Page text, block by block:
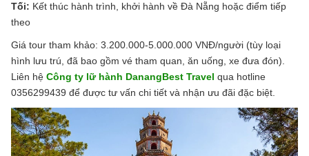
Tối: Kết thúc hành trình, khởi hành về Đà Nẵng hoặc điểm tiếp
theo
Giá tour tham khảo: 3.200.000-5.000.000 VNĐ/người (tùy loại
hình lưu trú, đã bao gồm vé tham quan, ăn uống, xe đưa đón).
Liên hệCông ty lữ hành DanangBest Travel qua hotline
0356299439 để được tư vấn chi tiết và nhận ưu đãi đặc biệt.